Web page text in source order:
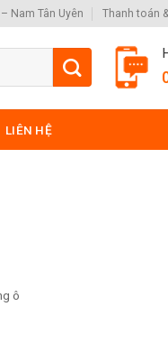
Nam Tân Uyên Thanh toán
LIÊN HỆ
ô